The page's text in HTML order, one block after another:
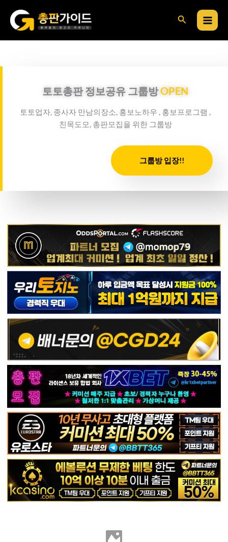
너
검
토토총판 정보공유 그룹방OPEN
토토업자, 종사자 만남의장소, 홍보노하우 , 홍보프로그램 ,
친목도모, 총판모집을 위한 그룹방
그룹방 입장!!